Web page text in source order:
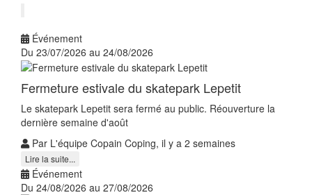
Événement
Du 23/07/2026 au 24/08/2026
Fermeture estivale du skatepark Lepetit
Le skatepark Lepetit sera fermé au public. Réouverture la
dernière semaine d'août
Par L'équipe Copain Coping, il y a 2 semaines
Lire la suite...
Événement
Du 24/08/2026 au 27/08/2026